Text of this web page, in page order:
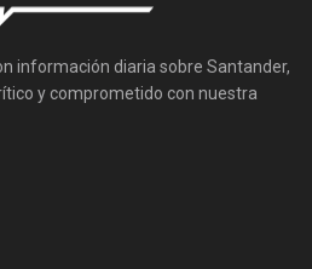
información diaria sobre Santander,
y comprometido con nuestra